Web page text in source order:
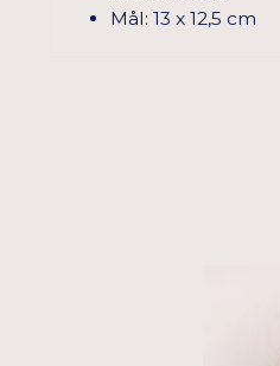
Mål: 13 x 12,5 cm